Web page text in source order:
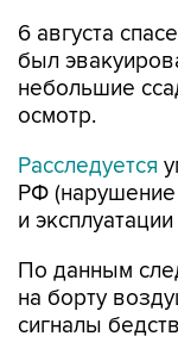
6 августа
был
небольшие
осмотр.
Расследуется
РФ (нарушение
и
По данным
на борту
сигналы